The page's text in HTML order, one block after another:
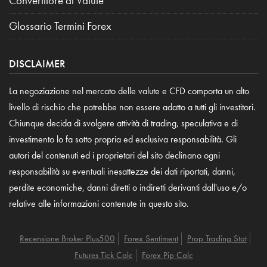
Glossario Termini Forex
DISCLAIMER
La negoziazione nel mercato delle valute e CFD comporta un alto
livello di rischio che potrebbe non essere adatto a tutti gli investitori.
Chiunque decida di svolgere attività di trading, speculativa e di
investimento lo fa sotto propria ed esclusiva responsabilità. Gli
autori del contenuti ed i proprietari del sito declinano ogni
responsabilità su eventuali inesattezze dei dati riportati, danni,
perdite economiche, danni diretti o indiretti derivanti dall'uso e/o
relative alle informazioni contenute in questo sito.
Recensione Broker Plus500 Forex Sentiment
Prop Trading Stat
Futures Tick Calc
Forex Pip Calc